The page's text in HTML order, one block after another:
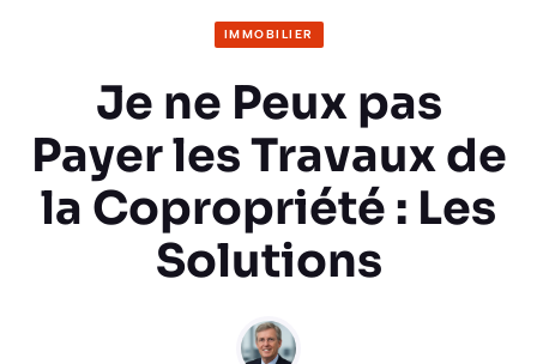
IMMOBILIER
Je ne Peux pas
Payer les Travaux de
la Copropriété : Les
Solutions